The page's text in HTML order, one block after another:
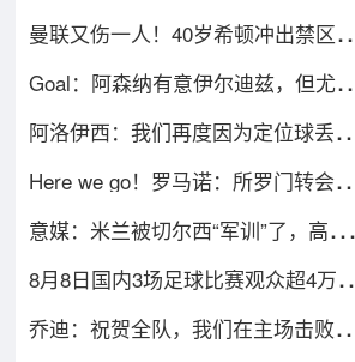
曼联又伤一人！40岁希顿冲出禁区解
Goal：阿森纳有意伊尔迪兹，但尤文
阿洛伊西：我们再度因为定位球丢
Here we go！罗马诺：所罗门转会西
意媒：米兰被切尔西“军训”了，高层
8月8日国内3场足球比赛观众超4万，
乔迪：祝贺全队，我们在主场击败了